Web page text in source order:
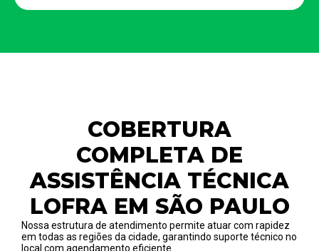
COBERTURA
COMPLETA DE
ASSISTÊNCIA TÉCNICA
LOFRA EM SÃO PAULO
Nossa estrutura de atendimento permite atuar com rapidez
em todas as regiões da cidade, garantindo suporte técnico no
local com agendamento eficiente.